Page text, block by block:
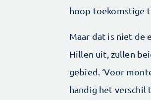
hoop toekomstige
Maar dat is niet de
Hillen uit, zullen
gebied. ‘Voor
handig het verschil